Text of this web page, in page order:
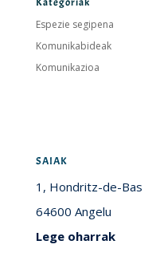
Kategoriak
Espezie segipena
Komunikabideak
Komunikazioa
SAIAK
1, Hondritz-de-Bas
64600 Angelu
Lege oharrak